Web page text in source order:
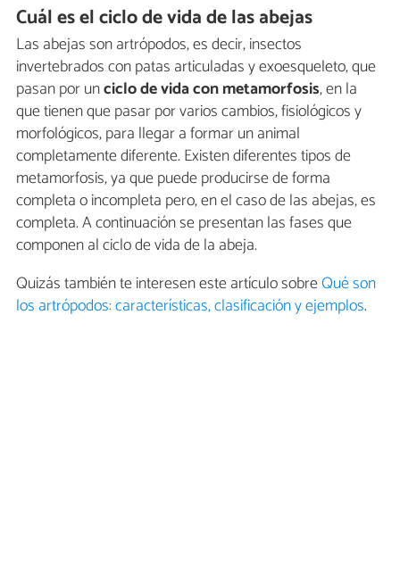
Cuál es el ciclo de vida de las abejas
Las abejas son artrópodos, es decir, insectos
invertebrados con patas articuladas y exoesqueleto, que
pasan por unciclo de vida con metamorfosis, en la
que tienen que pasar por varios cambios, fisiológicos y
morfológicos, para llegar a formar un animal
completamente diferente. Existen diferentes tipos de
metamorfosis, ya que puede producirse de forma
completa o incompleta pero, en el caso de las abejas, es
completa. A continuación se presentan las fases que
componen al ciclo de vida de la abeja.
Quizás también te interesen este artículo sobreQué son
los artrópodos: características, clasificación y ejemplos.